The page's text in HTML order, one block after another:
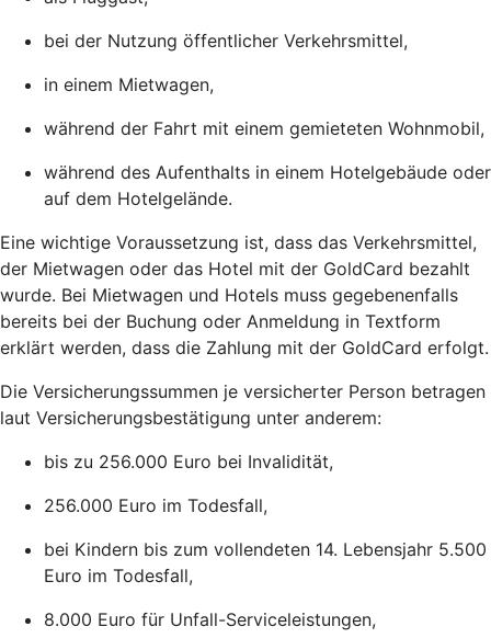
bei der Nutzung öffentlicher Verkehrsmittel,
in einem Mietwagen,
während der Fahrt mit einem gemieteten Wohnmobil,
während des Aufenthalts in einem Hotelgebäude oder
auf dem Hotelgelände.
Eine wichtige Voraussetzung ist, dass das Verkehrsmittel,
der Mietwagen oder das Hotel mit der GoldCard bezahlt
wurde. Bei Mietwagen und Hotels muss gegebenenfalls
bereits bei der Buchung oder Anmeldung in Textform
erklärt werden, dass die Zahlung mit der GoldCard erfolgt.
Die Versicherungssummen je versicherter Person betragen
laut Versicherungsbestätigung unter anderem:
bis zu 256.000 Euro bei Invalidität,
256.000 Euro im Todesfall,
bei Kindern bis zum vollendeten 14. Lebensjahr 5.500
Euro im Todesfall,
8.000 Euro für Unfall-Serviceleistungen,